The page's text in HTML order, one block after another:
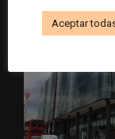
Aceptar